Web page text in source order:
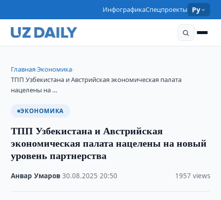
ИнфографикаСпецпроекты Ру
Главная›Экономика›
ТПП Узбекистана и Австрийская экономическая палата
нацелены на …
ЭКОНОМИКА
ТПП Узбекистана и Австрийская
экономическая палата нацелены на новый
уровень партнерства
Анвар Умаров ·30.08.2025 ·20:50 1957 views